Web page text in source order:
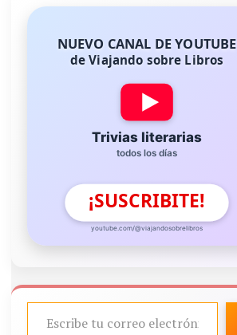
NUEVO CANAL DE YOUTUBE
de Viajando sobre Libros
Trivias literarias
todos los días
¡SUSCRIBITE!
youtube.com/@viajandosobrelibros
ESCRIBE TU CORREO ELECTRÓNICO…